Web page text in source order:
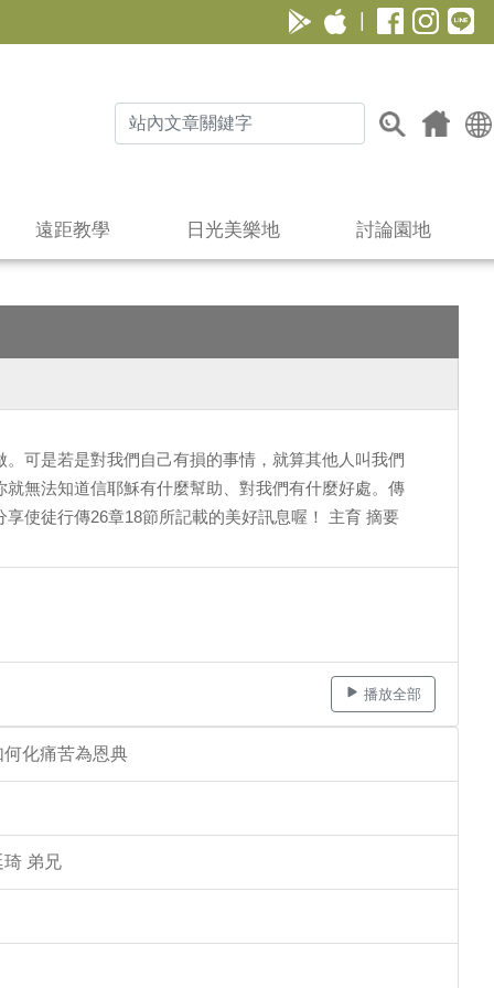
遠距教學 日光美樂地 討論園地
可是若是對我們自己有損的事情，就算其他人叫我們
無法知道信耶穌有什麼幫助、對我們有什麼好處。傳
使徒行傳26章18節所記載的美好訊息喔！ 主育 摘要
播放全部
化痛苦為恩典
弟兄